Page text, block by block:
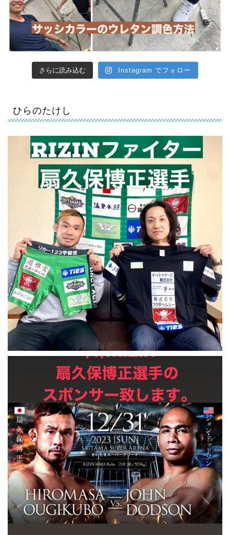
さらに読み込む Instagram でフォロー
ひらのたけし